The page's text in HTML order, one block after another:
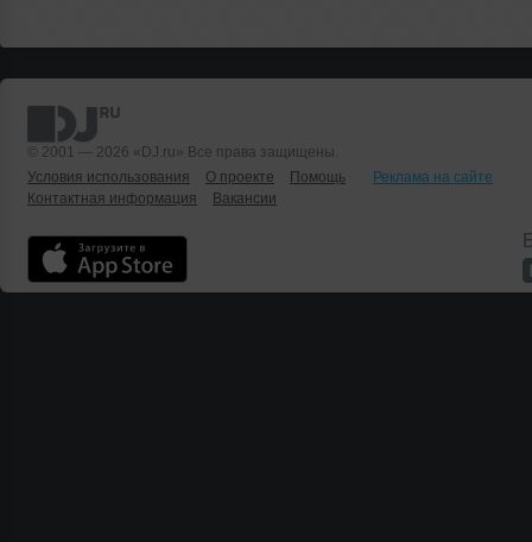
© 2001 — 2026 «DJ.ru» Все права защищены.
Условия использования
О проекте Помощь
Реклама на сайте
Контактная информация
Вакансии